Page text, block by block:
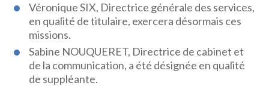
Véronique SIX, Directrice générale des services,
en qualité de titulaire, exercera désormais ces
missions.
Sabine NOUQUERET, Directrice de cabinet et
de la communication, a été désignée en qualité
de suppléante.